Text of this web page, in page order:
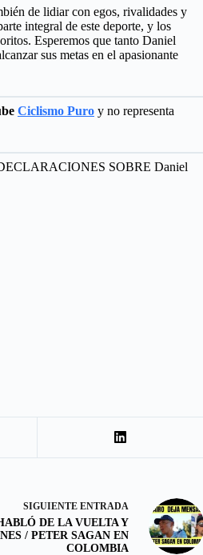
de lidiar con egos, rivalidades y
integral de este deporte, y los
Esperemos que tanto Daniel
sus metas en el apasionante
Ciclismo Puro y no representa
SOBRE Daniel
SIGUIENTE ENTRADA
DE LA VUELTA Y
/ PETER SAGAN EN
COLOMBIA